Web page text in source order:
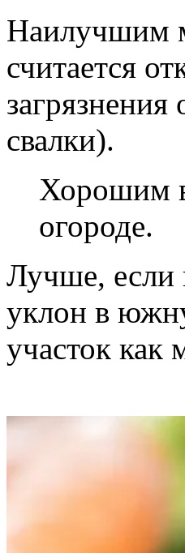
Наилучшим
считается
свалки).
Хорошим
огороде.
Лучше, если
уклон в
участок как